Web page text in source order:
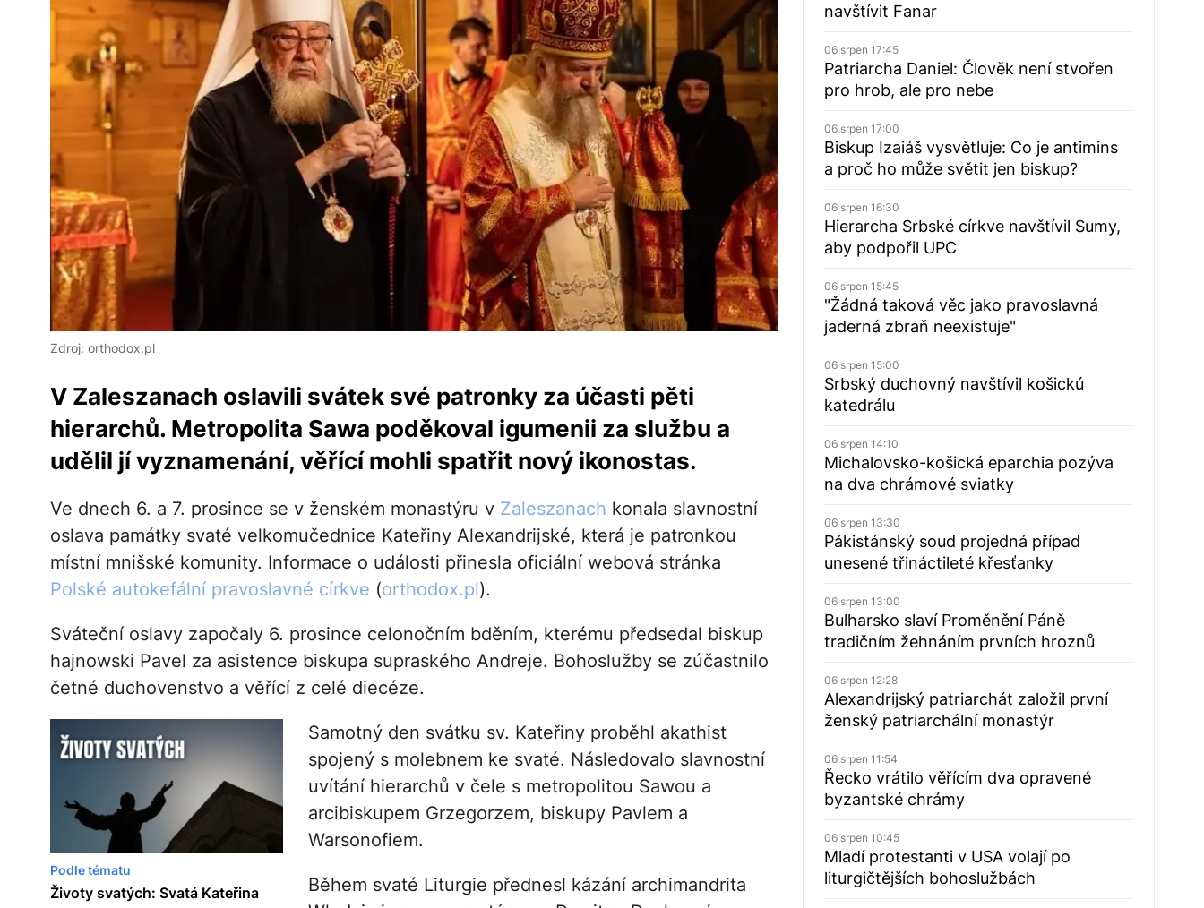
Zdroj: orthodox.pl
V Zaleszanach oslavili svátek své patronky za účasti pěti
hierarchů. Metropolita Sawa poděkoval igumenii za službu a
udělil jí vyznamenání, věřící mohli spatřit nový ikonostas.
Ve dnech 6. a 7. prosince se v ženském monastýru v Zaleszanach konala slavnostní
oslava památky svaté velkomučednice Kateřiny Alexandrijské, která je patronkou
místní mnišské komunity. Informace o události přinesla oficiální webová stránka
Polské autokefální pravoslavné církve (orthodox.pl).
Sváteční oslavy započaly 6. prosince celonočním bděním, kterému předsedal biskup
hajnowski Pavel za asistence biskupa supraského Andreje. Bohoslužby se zúčastnilo
četné duchovenstvo a věřící z celé diecéze.
Podle tématu
Životy svatých: Svatá Kateřina
Samotný den svátku sv. Kateřiny proběhl akathist
spojený s molebnem ke svaté. Následovalo slavnostní
uvítání hierarchů v čele s metropolitou Sawou a
arcibiskupem Grzegorzem, biskupy Pavlem a
Warsonofiem.
Během svaté Liturgie přednesl kázání archimandrita
navštívit Fanar
06 srpen 17:45
Patriarcha Daniel: Člověk není stvořen
pro hrob, ale pro nebe
06 srpen 17:00
Biskup Izaiáš vysvětluje: Co je antimins
a proč ho může světit jen biskup?
06 srpen 16:30
Hierarcha Srbské církve navštívil Sumy,
aby podpořil UPC
06 srpen 15:45
"Žádná taková věc jako pravoslavná
jaderná zbraň neexistuje"
06 srpen 15:00
Srbský duchovný navštívil košickú
katedrálu
06 srpen 14:10
Michalovsko-košická eparchia pozýva
na dva chrámové sviatky
06 srpen 13:30
Pákistánský soud projedná případ
unesené třináctileté křesťanky
06 srpen 13:00
Bulharsko slaví Proměnění Páně
tradičním žehnáním prvních hroznů
06 srpen 12:28
Alexandrijský patriarchát založil první
ženský patriarchální monastýr
06 srpen 11:54
Řecko vrátilo věřícím dva opravené
byzantské chrámy
06 srpen 10:45
Mladí protestanti v USA volají po
liturgičtějších bohoslužbách